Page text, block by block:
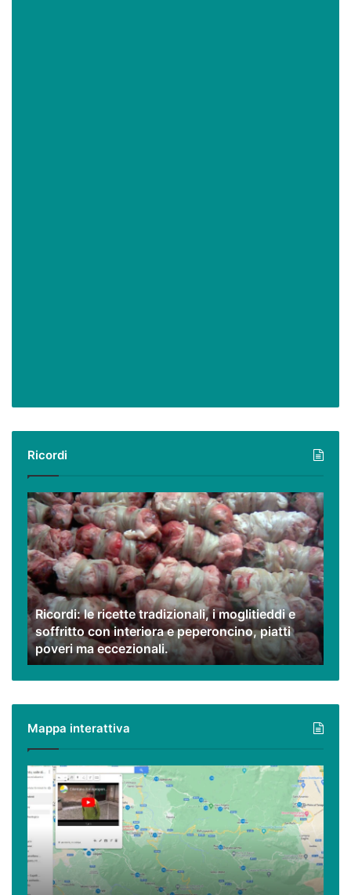
Ricordi
Ricordi:
le
ricette
tradizionali,
i
moglitieddi
e
soffritto
con
interiora
e
peperoncino,
ma
eccezionali.
Ricordi: le ricette tradizionali, i moglitieddi e
soffritto con interiora e peperoncino, piatti
poveri ma eccezionali.
Mappa interattiva
Cilento,
Vallo
di
Diano
ed
Alburni
(e
dintorni)